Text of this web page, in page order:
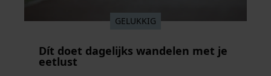
GELUKKIG
Dít doet dagelijks wandelen met je
eetlust